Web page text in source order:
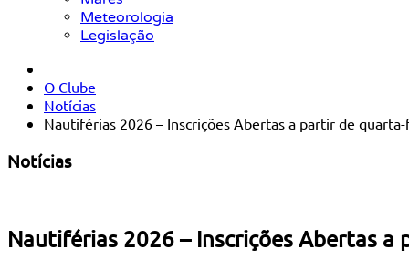
Meteorologia
Legislação
O Clube
Notícias
Nautiférias 2026 – Inscrições Abertas a partir de
Notícias
Nautiférias 2026 – Inscrições Abertas